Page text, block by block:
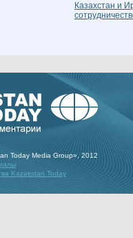
Казахстан и
Today Media Group», 2012
Kazakstan Today